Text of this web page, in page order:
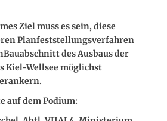
Ziel muss es sein, diese
Planfeststellungsverfahren
des Ausbaus der
Kiel-Wellsee möglichst
auf dem Podium: